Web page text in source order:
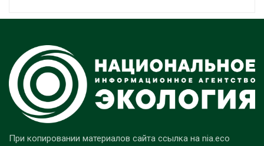
При копировании материалов сайта ссылка на nia.eco